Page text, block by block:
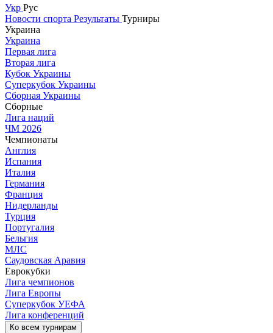
Укр Рус
Новости спорта Результаты Турниры
Украина
Украина
Первая лига
Вторая лига
Кубок Украины
Суперкубок Украины
Сборная Украины
Сборные
Лига наций
ЧМ 2026
Чемпионаты
Англия
Испания
Италия
Германия
Франция
Нидерланды
Турция
Португалия
Бельгия
МЛС
Саудовская Аравия
Еврокубки
Лига чемпионов
Лига Европы
Суперкубок УЕФА
Лига конференций
Ко всем турнирам